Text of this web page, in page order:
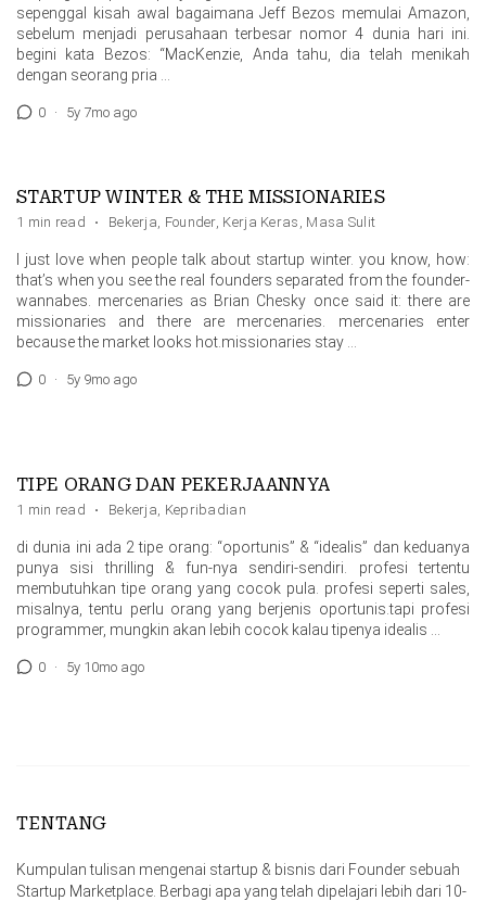
sepenggal kisah awal bagaimana Jeff Bezos memulai Amazon,
sebelum menjadi perusahaan terbesar nomor 4 dunia hari ini.
begini kata Bezos: “MacKenzie, Anda tahu, dia telah menikah
dengan seorang pria …
0 · 5y 7mo ago
STARTUP WINTER & THE MISSIONARIES
1 min read · Bekerja, Founder, Kerja Keras , Masa Sulit
I just love when people talk about startup winter. you know, how:
that’s when you see the real founders separated from the founder-
wannabes. mercenaries as Brian Chesky once said it: there are
missionaries and there are mercenaries. mercenaries enter
because the market looks hot.missionaries stay …
0 · 5y 9mo ago
TIPE ORANG DAN PEKERJAANNYA
1 min read · Bekerja, Kepribadian
di dunia ini ada 2 tipe orang: “oportunis” & “idealis” dan keduanya
punya sisi thrilling & fun-nya sendiri-sendiri. profesi tertentu
membutuhkan tipe orang yang cocok pula. profesi seperti sales,
misalnya, tentu perlu orang yang berjenis oportunis.tapi profesi
programmer, mungkin akan lebih cocok kalau tipenya idealis …
0 · 5y 10mo ago
TENTANG
Kumpulan tulisan mengenai startup & bisnis dari Founder sebuah
Startup Marketplace. Berbagi apa yang telah dipelajari lebih dari 10-